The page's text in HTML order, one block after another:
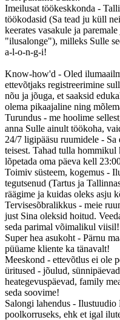
Imeilusat töökeskkonda -
töökodasid (Sa tead ju küll
keerates vasakule ja
"ilusalonge"), milleks Sulle
a-l-o-n-g-i!
Know-how'd - Oled
ettevõtjaks registreerimine
nõu ja jõuga, et saaksid
olema pikaajaline ning
Turundus - me hoolime
anna Sulle ainult töökoha,
24/7 ligipääsu ruumidele -
teisest. Tahad tulla
lõpetada oma päeva kell
Toimiv süsteem, kogemus -
tegutsenud (Tartus ja
räägime ja kuidas oleks asju
Tervisesõbralikkus - meie
just Sina oleksid hoitud.
seda parimal võimalikul viisil!
Super hea asukoht - Pärnu
püüame kliente ka tänavalt!
Meeskond - ettevõtlus ei ole
üritused - jõulud,
heategevuspäevad, family
seda soovime!
Salongi lahendus -
poolkorruseks, ehk et igal